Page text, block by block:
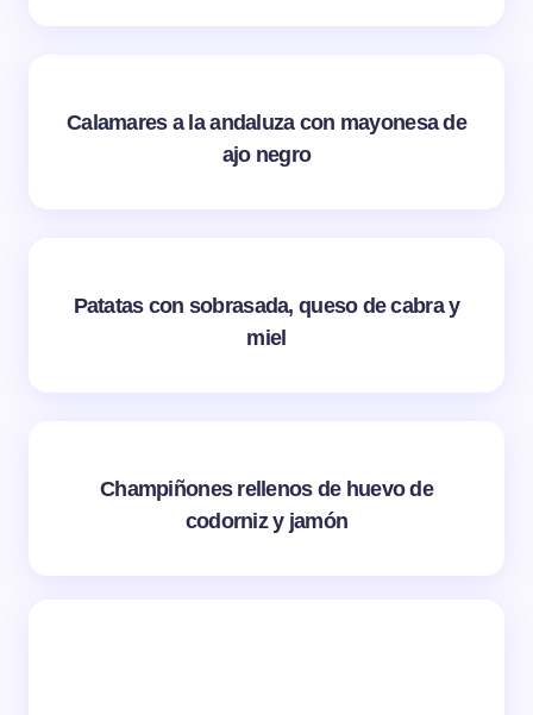
Calamares a la andaluza con mayonesa de
ajo negro
Patatas con sobrasada, queso de cabra y
miel
Champiñones rellenos de huevo de
codorniz y jamón